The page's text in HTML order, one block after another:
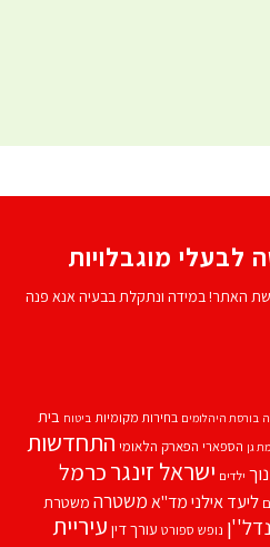
מוגבלויות
האתר! במידה ונתקלת בבעיה אנא פנה
בורסת היהלומים בחירות מקומיות ביטוח בית
גן הספארי הפארק הלאומי התחדשות
ילדים ישראל זינגרכרמל
ליעד אילנימד''אמשטרה משטרת
נדל''ן נופש ספורט עורך דין עיריית